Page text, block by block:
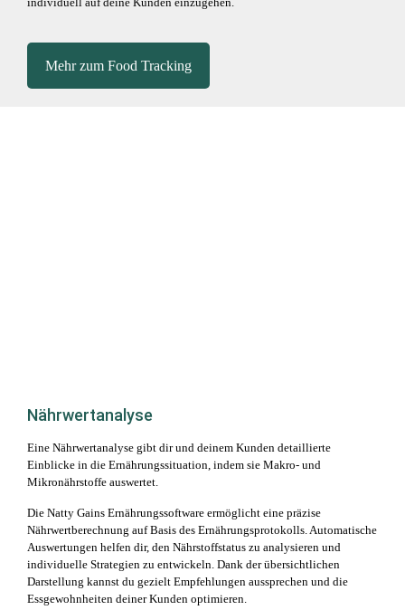
Mehr zum Food Tracking
Nährwertanalyse
Eine Nährwertanalyse gibt dir und deinem Kunden detaillierte
Einblicke in die Ernährungssituation, indem sie Makro- und
Mikronährstoffe auswertet.
Die Natty Gains Ernährungssoftware ermöglicht eine präzise
Nährwertberechnung auf Basis des Ernährungsprotokolls. Automatische
Auswertungen helfen dir, den Nährstoffstatus zu analysieren und
individuelle Strategien zu entwickeln. Dank der übersichtlichen
Darstellung kannst du gezielt Empfehlungen aussprechen und die
Essgewohnheiten deiner Kunden optimieren.